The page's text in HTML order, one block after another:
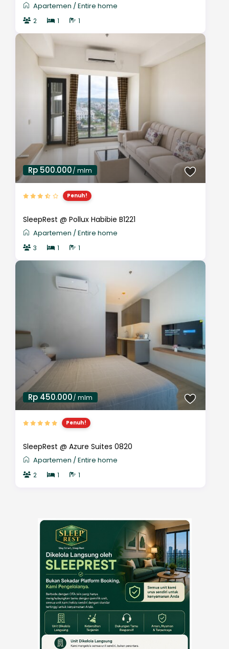
Apartemen /Entire home
2 1 1
Rp 500.000/ mlm
Penuh!
SleepRest @ Pollux Habibie B1221
Apartemen /Entire home
3 1 1
Rp 450.000/ mlm
Penuh!
SleepRest @ Azure Suites 0820
Apartemen /Entire home
2 1 1